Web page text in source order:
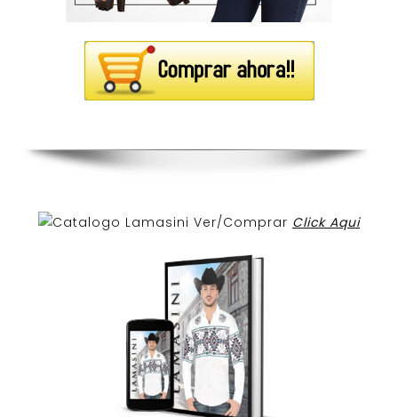
Ver/Comprar Click Aqui